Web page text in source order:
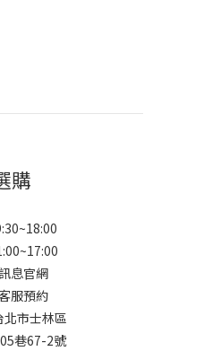
購
息官網
服預約
北市士林區
巷67-2號